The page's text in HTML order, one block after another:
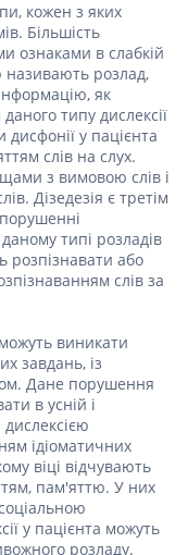
кожен з яких
Більшість
ознаками в слабкій
називають розлад,
як
типу дислексії
у пацієнта
слів на слух.
з вимовою слів і
Дізедезія є третім
типі розладів
розпізнавати або
слів за
виникати
завдань, із
Дане порушення
в усній і
дислексією
ідіоматичних
віці відчувають
пам'яттю. У них
у пацієнта можуть
розладу.